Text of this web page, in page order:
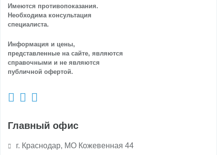
Имеются противопоказания.
Необходима консультация
специалиста.
Информация и цены,
представленные на сайте, являются
справочными и не являются
публичной офертой.
Главный офис
г. Краснодар, МО Кожевенная 44